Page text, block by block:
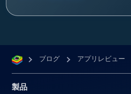
ブログ アプリレビュー
製品